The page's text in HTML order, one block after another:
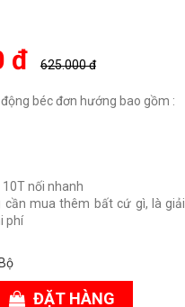
đ 625.000 đ
béc đơn hướng bao gồm :
nối nhanh
cần mua thêm bất cứ gì, là giải
phí
ĐẶT HÀNG